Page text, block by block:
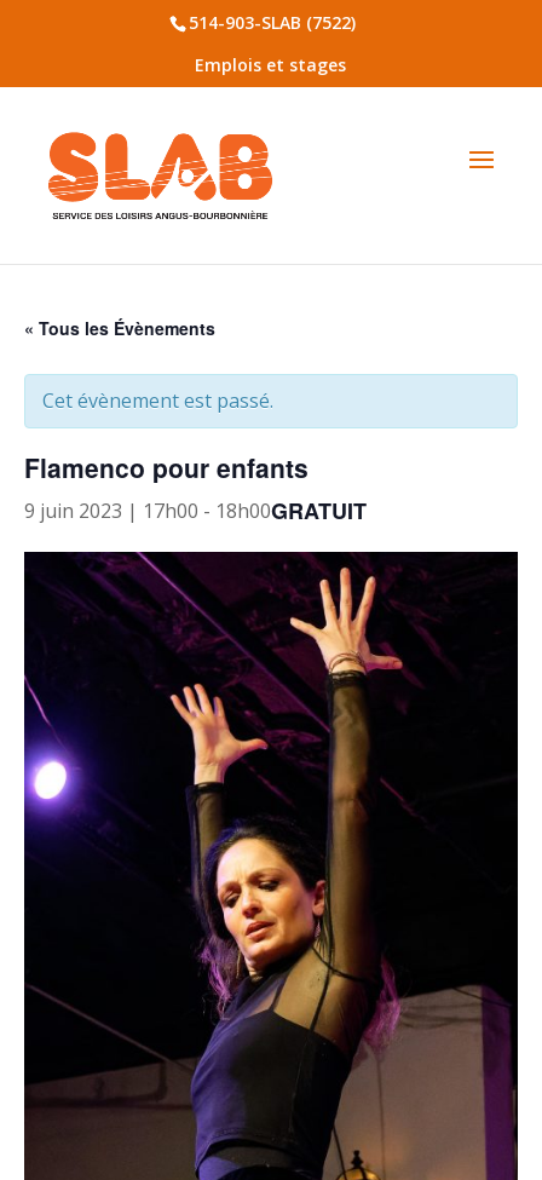
514-903-SLAB (7522)
Emplois et stages
« Tous les Évènements
Cet évènement est passé.
Flamenco pour enfants
9 juin 2023 | 17h00 - 18h00GRATUIT